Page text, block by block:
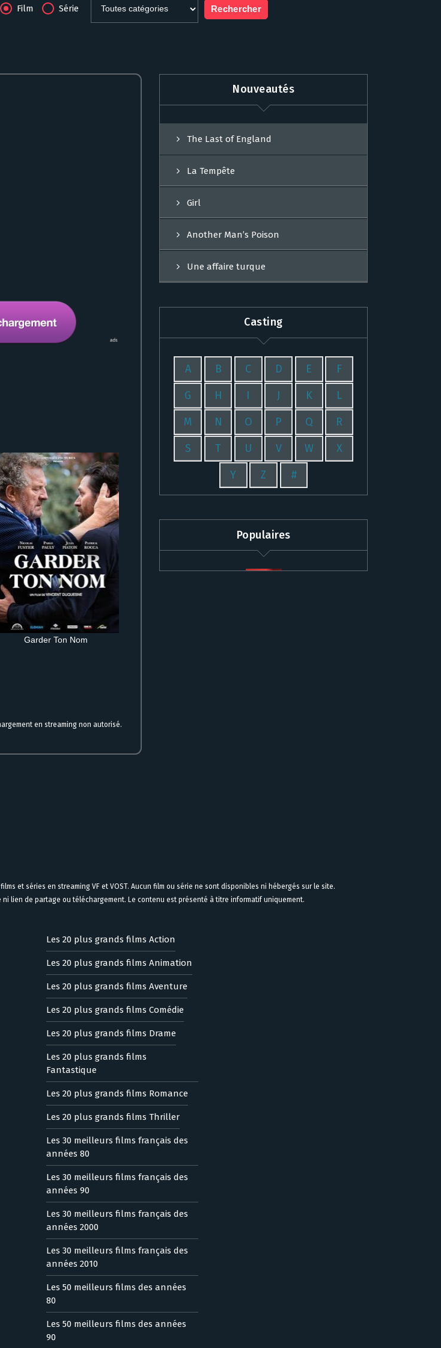
Film Série
Garder Ton Nom
en streaming non autorisé.
Nouveautés
The Last of England
La Tempête
Girl
Another Man’s Poison
Une affaire turque
Casting
A B C D E F
G H I J K L
M N O P Q R
S T U V W X
Y Z #
Populaires
et séries en streaming VF et VOST. Aucun film ou série ne sont disponibles ni hébergés sur le site.
lien de partage ou téléchargement. Le contenu est présenté à titre informatif uniquement.
Les 20 plus grands films Action
Les 20 plus grands films Animation
Les 20 plus grands films Aventure
Les 20 plus grands films Comédie
Les 20 plus grands films Drame
Les 20 plus grands films
Fantastique
Les 20 plus grands films Romance
Les 20 plus grands films Thriller
Les 30 meilleurs films français des
années 80
Les 30 meilleurs films français des
années 90
Les 30 meilleurs films français des
années 2000
Les 30 meilleurs films français des
années 2010
Les 50 meilleurs films des années
80
Les 50 meilleurs films des années
90